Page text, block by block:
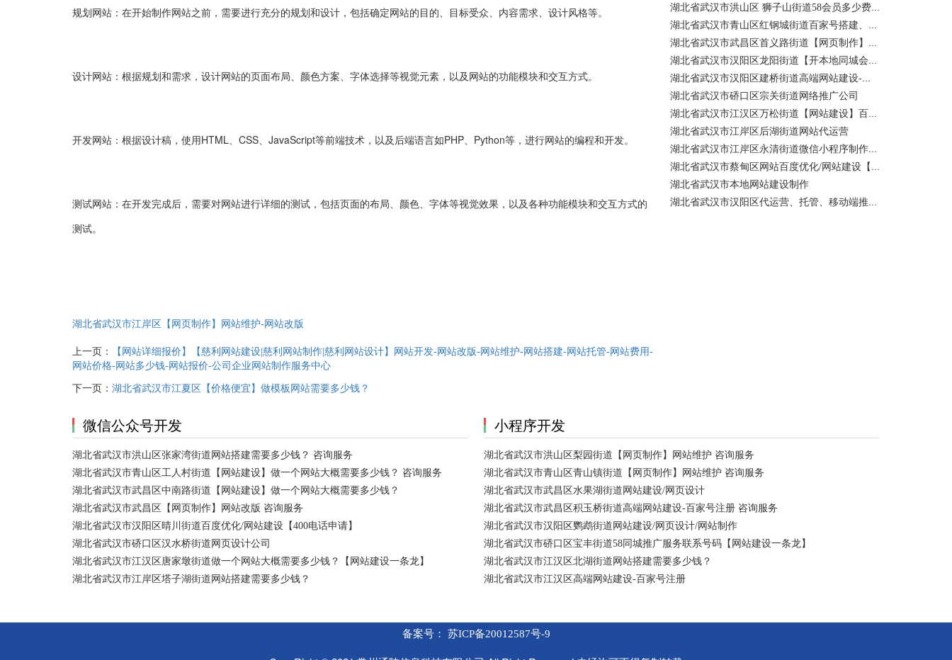
规划网站：在开始制作网站之前，需要进行充分的规划和设计，包括确定网站的目的、目标受众、内容需求、设计风格等。
设计网站：根据规划和需求，设计网站的页面布局、颜色方案、字体选择等视觉元素，以及网站的功能模块和交互方式。
开发网站：根据设计稿，使用HTML、CSS、JavaScript等前端技术，以及后端语言如PHP、Python等，进行网站的编程和开发。
测试网站：在开发完成后，需要对网站进行详细的测试，包括页面的布局、颜色、字体等视觉效果，以及各种功能模块和交互方式的
测试。
湖北省武汉市江岸区【网页制作】网站维护-网站改版
上一页：
【网站详细报价】【慈利网站建设|慈利网站制作|慈利网站设计】网站开发-网站改版-网站维护-网站搭建-网站托管-网站费用-
网站价格-网站多少钱-网站报价-公司企业网站制作服务中心
下一页： 湖北省武汉市江夏区【价格便宜】做模板网站需要多少钱？
湖北省武汉市洪山区 狮子山街道58会员多少费用？ 咨询服务
湖北省武汉市青山区红钢城街道百家号搭建、设置、代运营 咨询服务
湖北省武汉市武昌区首义路街道【网页制作】网站维护-网站改版
湖北省武汉市汉阳区龙阳街道【开本地同城会员推广】百度推广费用 咨询服务
湖北省武汉市汉阳区建桥街道高端网站建设-百家号注册、蓝V认证
湖北省武汉市硚口区宗关街道网络推广公司
湖北省武汉市江汉区万松街道【网站建设】百度关键词优化排名
湖北省武汉市江岸区后湖街道网站代运营
湖北省武汉市江岸区永清街道微信小程序制作公司
湖北省武汉市蔡甸区网站百度优化/网站建设【400电话申请】
湖北省武汉市本地网站建设制作
湖北省武汉市汉阳区代运营、托管、移动端推广公司【网站建设一条龙】
微信公众号开发
湖北省武汉市洪山区张家湾街道网站搭建需要多少钱？ 咨询服务
湖北省武汉市青山区工人村街道【网站建设】做一个网站大概需要多少钱？ 咨询服务
湖北省武汉市武昌区中南路街道【网站建设】做一个网站大概需要多少钱？
湖北省武汉市武昌区【网页制作】网站改版 咨询服务
湖北省武汉市汉阳区晴川街道百度优化/网站建设【400电话申请】
湖北省武汉市硚口区汉水桥街道网页设计公司
湖北省武汉市江汉区唐家墩街道做一个网站大概需要多少钱？【网站建设一条龙】
湖北省武汉市江岸区塔子湖街道网站搭建需要多少钱？
小程序开发
湖北省武汉市洪山区梨园街道【网页制作】网站维护 咨询服务
湖北省武汉市青山区青山镇街道【网页制作】网站维护 咨询服务
湖北省武汉市武昌区水果湖街道网站建设/网页设计
湖北省武汉市武昌区积玉桥街道高端网站建设-百家号注册 咨询服务
湖北省武汉市汉阳区鹦鹉街道网站建设/网页设计/网站制作
湖北省武汉市硚口区宝丰街道58同城推广服务联系号码【网站建设一条龙】
湖北省武汉市江汉区北湖街道网站搭建需要多少钱？
湖北省武汉市江汉区高端网站建设-百家号注册
备案号： 苏ICP备20012587号-9